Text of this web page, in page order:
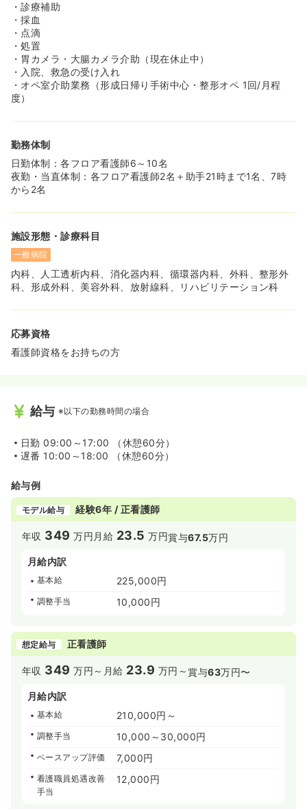
・診療補助
・採血
・点滴
・処置
・胃カメラ・大腸カメラ介助（現在休止中）
・入院、救急の受け入れ
・オペ室介助業務（形成日帰り手術中心・整形オペ 1回/月程
度）
勤務体制
日勤体制：各フロア看護師6～10名
夜勤・当直体制：各フロア看護師2名＋助手21時まで1名、7時
から2名
施設形態・診療科目
一般病院
内科、人工透析内科、消化器内科、循環器内科、外科、整形外
科、形成外科、美容外科、放射線科、リハビリテーション科
応募資格
看護師資格をお持ちの方
給与 ※以下の勤務時間の場合
日勤 09:00～17:00 （休憩60分）
遅番 10:00～18:00 （休憩60分）
給与例
モデル給与 経験6年 / 正看護師
年収 349 万円 月給 23.5 万円賞与67.5万円
月給内訳
基本給 225,000円
調整手当 10,000円
想定給与 正看護師
年収 349 万円～ 月給 23.9 万円～賞与63万円〜
月給内訳
基本給 210,000円～
調整手当 10,000～30,000円
ベースアップ評価 7,000円
看護職員処遇改善
手当
12,000円